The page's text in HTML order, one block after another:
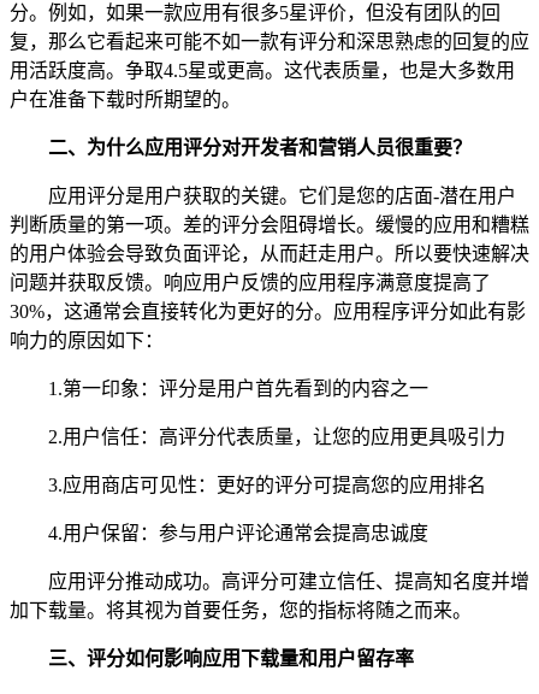
分。例如，如果一款应用有很多5星评价，但没有团队的回
复，那么它看起来可能不如一款有评分和深思熟虑的回复的应
用活跃度高。争取4.5星或更高。这代表质量，也是大多数用
户在准备下载时所期望的。
二、 为什么应用评分对开发者和营销人员很重要？
应用评分是用户获取的关键。它们是您的店面-潜在用户
判断质量的第一项。差的评分会阻碍增长。缓慢的应用和糟糕
的用户体验会导致负面评论，从而赶走用户。所以要快速解决
问题并获取反馈。响应用户反馈的应用程序满意度提高了
30%，这通常会直接转化为更好的分。应用程序评分如此有影
响力的原因如下：
1.第一印象：评分是用户首先看到的内容之一
2.用户信任：高评分代表质量，让您的应用更具吸引力
3.应用商店可见性：更好的评分可提高您的应用排名
4.用户保留：参与用户评论通常会提高忠诚度
应用评分推动成功。高评分可建立信任、提高知名度并增
加下载量。将其视为首要任务，您的指标将随之而来。
三、 评分如何影响应用下载量和用户留存率